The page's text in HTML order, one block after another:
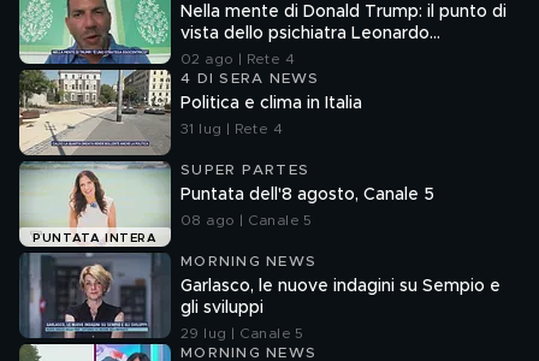
Nella mente di Donald Trump: il punto di
vista dello psichiatra Leonardo
Mendolicchio
02 ago | Rete 4
4 DI SERA NEWS
Politica e clima in Italia
31 lug | Rete 4
PUNTATA INTERA
SUPER PARTES
Puntata dell'8 agosto, Canale 5
08 ago | Canale 5
MORNING NEWS
Garlasco, le nuove indagini su Sempio e
gli sviluppi
29 lug | Canale 5
MORNING NEWS